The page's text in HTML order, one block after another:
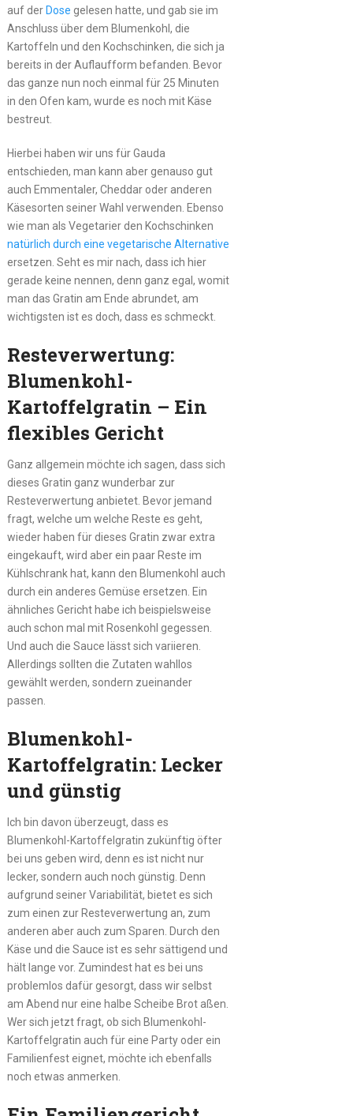
auf der Dose gelesen hatte, und gab sie im
Anschluss über dem Blumenkohl, die
Kartoffeln und den Kochschinken, die sich ja
bereits in der Auflaufform befanden. Bevor
das ganze nun noch einmal für 25 Minuten
in den Ofen kam, wurde es noch mit Käse
bestreut.
Hierbei haben wir uns für Gauda
entschieden, man kann aber genauso gut
auch Emmentaler, Cheddar oder anderen
Käsesorten seiner Wahl verwenden. Ebenso
wie man als Vegetarier den Kochschinken
natürlich durch eine vegetarische Alternative
ersetzen. Seht es mir nach, dass ich hier
gerade keine nennen, denn ganz egal, womit
man das Gratin am Ende abrundet, am
wichtigsten ist es doch, dass es schmeckt.
Resteverwertung:
Blumenkohl-
Kartoffelgratin – Ein
flexibles Gericht
Ganz allgemein möchte ich sagen, dass sich
dieses Gratin ganz wunderbar zur
Resteverwertung anbietet. Bevor jemand
fragt, welche um welche Reste es geht,
wieder haben für dieses Gratin zwar extra
eingekauft, wird aber ein paar Reste im
Kühlschrank hat, kann den Blumenkohl auch
durch ein anderes Gemüse ersetzen. Ein
ähnliches Gericht habe ich beispielsweise
auch schon mal mit Rosenkohl gegessen.
Und auch die Sauce lässt sich variieren.
Allerdings sollten die Zutaten wahllos
gewählt werden, sondern zueinander
passen.
Blumenkohl-
Kartoffelgratin: Lecker
und günstig
Ich bin davon überzeugt, dass es
Blumenkohl-Kartoffelgratin zukünftig öfter
bei uns geben wird, denn es ist nicht nur
lecker, sondern auch noch günstig. Denn
aufgrund seiner Variabilität, bietet es sich
zum einen zur Resteverwertung an, zum
anderen aber auch zum Sparen. Durch den
Käse und die Sauce ist es sehr sättigend und
hält lange vor. Zumindest hat es bei uns
problemlos dafür gesorgt, dass wir selbst
am Abend nur eine halbe Scheibe Brot aßen.
Wer sich jetzt fragt, ob sich Blumenkohl-
Kartoffelgratin auch für eine Party oder ein
Familienfest eignet, möchte ich ebenfalls
noch etwas anmerken.